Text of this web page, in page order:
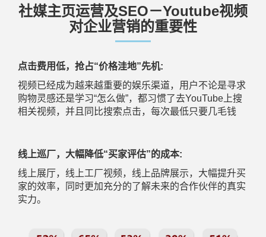
社媒主页运营及SEO－Youtube视频
对企业营销的重要性
点击费用低，抢占“价格洼地”先机:
视频已经成为越来越重要的娱乐渠道，用户不论是寻求
购物灵感还是学习“怎么做”，都习惯了去YouTube上搜
相关视频，并且同比搜索点击，每次最低只要几毛钱
线上巡厂，大幅降低“买家评估”的成本:
线上展厅，线上工厂视频，线上品牌展示，大幅提升买
家的效率，同时更加充分的了解未来的合作伙伴的真实
实力。